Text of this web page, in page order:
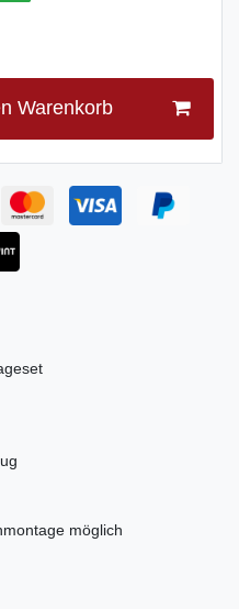
Warenkorb
möglich